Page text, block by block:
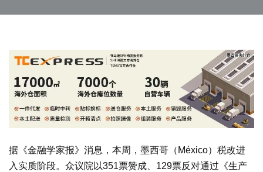
据《金融学家报》消息，本周，墨西哥（México）税改进
入实质阶段。众议院以351票赞成、129票反对通过《生产